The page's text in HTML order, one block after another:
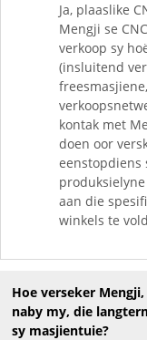
Ja, plaaslike
Mengji se
verkoop sy
(insluitend
kontak met
doen oor
eenstopdiens
aan die
winkels te
Hoe verseker
naby my, die
sy masjientuie?